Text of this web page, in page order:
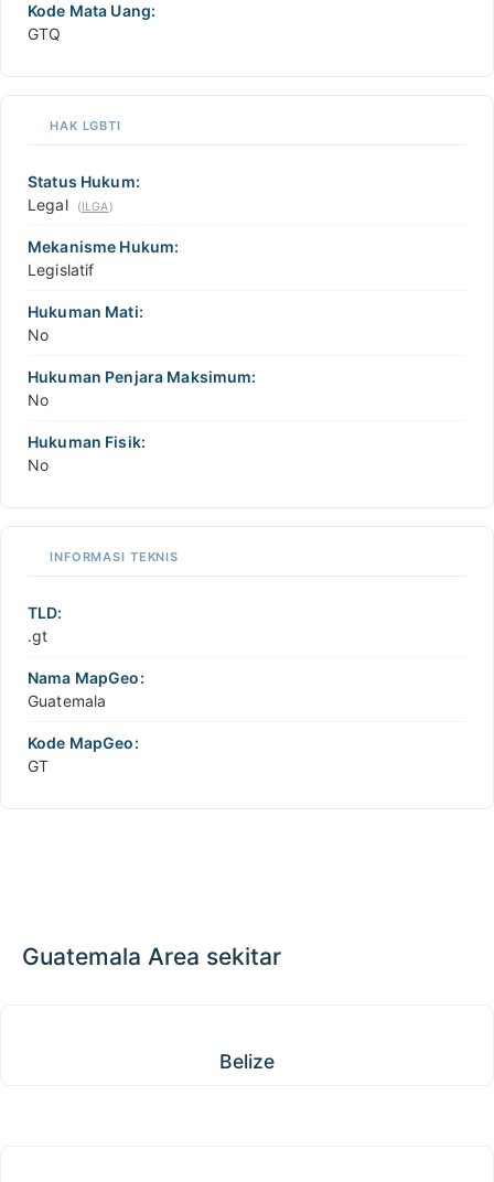
Kode Mata Uang:
GTQ
HAK LGBTI
Status Hukum:
Legal
(ILGA)
Mekanisme Hukum:
Legislatif
Hukuman Mati:
No
Hukuman Penjara Maksimum:
No
Hukuman Fisik:
No
INFORMASI TEKNIS
TLD:
.gt
Nama MapGeo:
Guatemala
Kode MapGeo:
GT
Guatemala Area sekitar
Belize